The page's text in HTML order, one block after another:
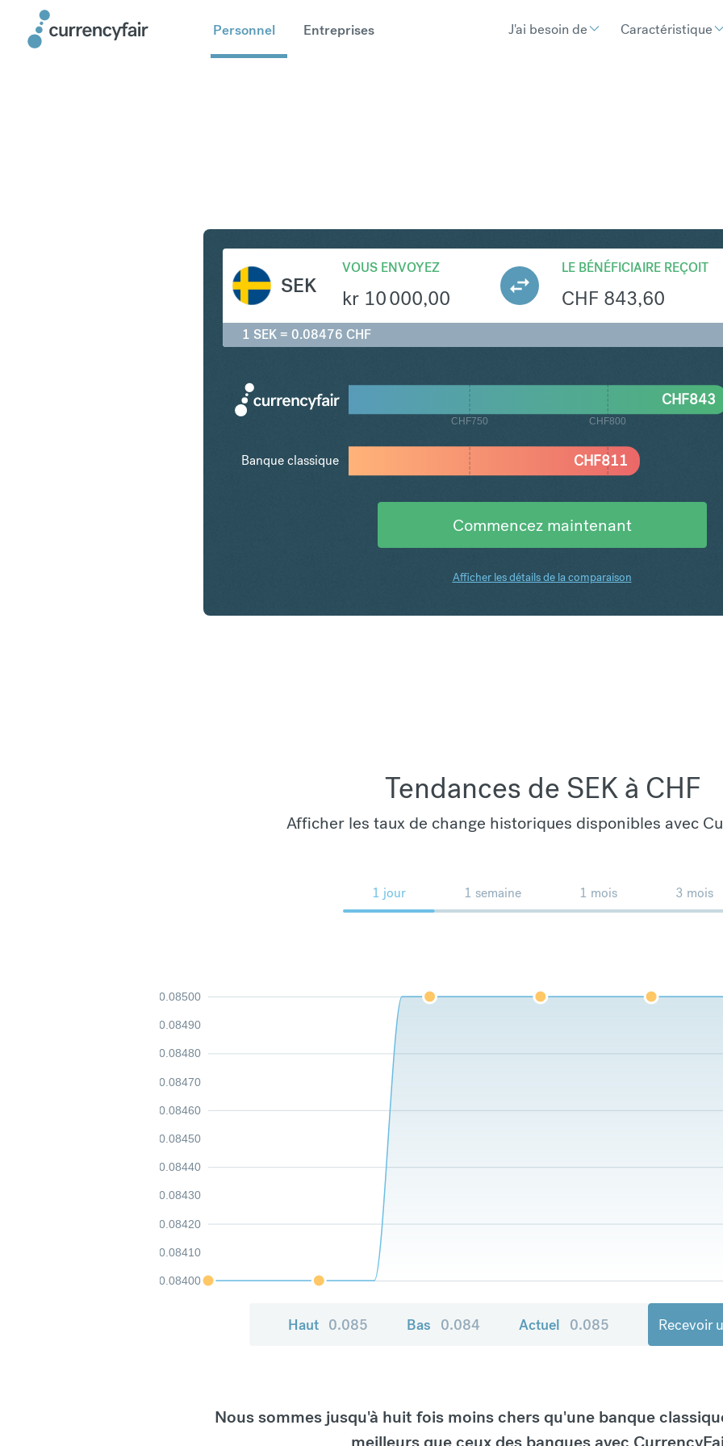
Personnel Entreprises J'ai besoin de Caractéristique
SEK
VOUS ENVOYEZ
kr 10 000,00
LE BÉNÉFICIAIRE REÇOIT
CHF 843,60
1 SEK = 0.08476 CHF
CHF750 CHF800
CHF811
CHF843
Banque classique
Commencez maintenant
Afficher les détails de la comparaison
Tendances de SEK à CHF
Afficher les taux de change historiques disponibles avec
1 jour 1 semaine 1 mois 3 mois
0.08400
0.08410
0.08420
0.08430
0.08440
0.08450
0.08460
0.08470
0.08480
0.08490
0.08500
Haut 0.085 Bas 0.084 Actuel 0.085 Recevoir
Nous sommes jusqu'à huit fois moins chers qu'une banque
meilleurs que ceux des banques avec